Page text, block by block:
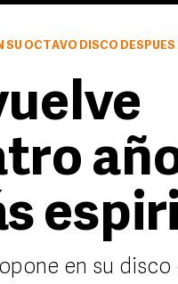
CUESTIONES DE SU VIDA QUE AHORA LE LLEVAN A ESTAR EN PAZ
en su